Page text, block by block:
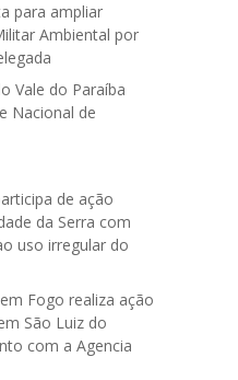
para ampliar
Ambiental por
Vale do Paraíba
Nacional de
de ação
da Serra com
uso irregular do
Fogo realiza ação
São Luiz do
com a Agencia